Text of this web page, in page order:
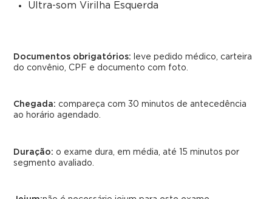
Ultra-som Virilha Esquerda
Documentos obrigatórios:
leve pedido médico, carteira
do convênio, CPF e documento com foto.
Chegada: compareça com 30 minutos de antecedência
ao horário agendado.
Duração: o exame dura, em média, até 15 minutos por
segmento avaliado.